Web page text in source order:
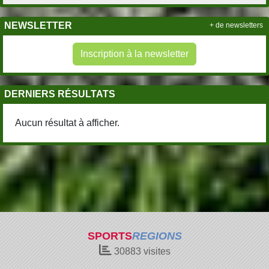
NEWSLETTER
Inscription à la newsletter
+ de newsletters
DERNIERS RÉSULTATS
Aucun résultat à afficher.
SPORTSREGIONS
30883visites